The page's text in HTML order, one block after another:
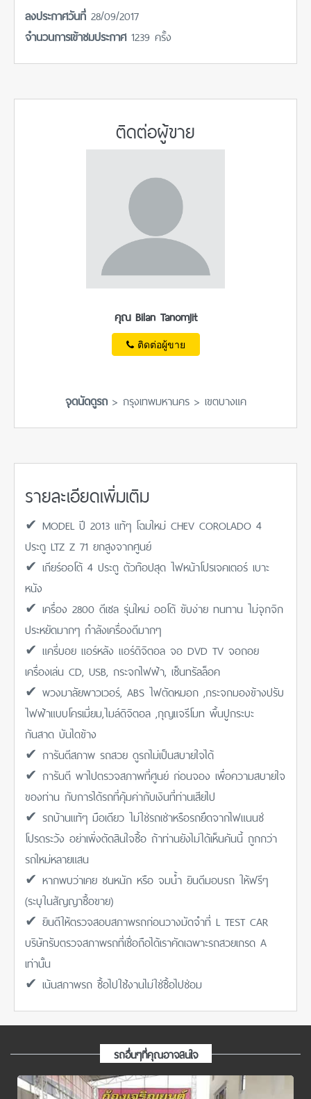
ลงประกาศวันที่ 28/09/2017
จำนวนการเข้าชมประกาศ 1239 ครั้ง
ติดต่อผู้ขาย
คุณ Bilan Tanomjit
ติดต่อผู้ขาย
จุดนัดดูรถ> กรุงเทพมหานคร > เขตบางแค
รายละเอียดเพิ่มเติม
✔ MODEL ปี 2013 แท้ๆ โฉมใหม่ CHEV COROLADO 4
ประตู LTZ Z 71 ยกสูงจากศูนย์
✔ เกียร์ออโต้ 4 ประตู ตัวท๊อปสุด ไฟหน้าโปรเจคเตอร์ เบาะ
หนัง
✔ เครื่อง 2800 ดีเซล รุ่นใหม่ ออโต้ ขับง่าย ทนทาน ไม่จุกจิก
ประหยัดมากๆ กำลังเครื่องดีมากๆ
✔ แครี่บอย แอร์หลัง แอร์ดิจิตอล จอ DVD TV จอถอย
เครื่องเล่น CD, USB, กระจกไฟฟ้า, เซ็นทรัลล็อค
✔ พวงมาลัยพาวเวอร์, ABS ไฟตัดหมอก ,กระจกมองข้างปรับ
ไฟฟ้าแบบโครเมี่ยม,ไมล์ดิจิตอล ,กุญแจรีโมท พื้นปูกระบะ
กันสาด บันไดข้าง
✔ การันตีสภาพ รถสวย ดูรถไม่เป็นสบายใจได้
✔ การันตี พาไปตรวจสภาพที่ศูนย์ ก่อนจอง เพื่อความสบายใจ
ของท่าน กับการได้รถที่คุ้มค่ากับเงินที่ท่านเสียไป
✔ รถบ้านแท้ๆ มือเดียว ไม่ใช่รถเช่าหรือรถยึดจากไฟแนนซ์
โปรดระวัง อย่าเพิ่งตัดสินใจซื้อ ถ้าท่านยังไม่ได้เห็นคันนี้ ถูกกว่า
รถใหม่หลายแสน
✔ หากพบว่าเคย ชนหนัก หรือ จมน้ำ ยินดีมอบรถ ให้ฟรีๆ
(ระบุในสัญญาซื้อขาย)
✔ ยินดีให้ตรวจสอบสภาพรถก่อนวางมัดจำที่ L TEST CAR
บริษัทรับตรวจสภาพรถที่เชื่อถือได้เราคัดเฉพาะรถสวยเกรด A
เท่านั้น
✔ เน้นสภาพรถ ซื้อไปใช้งานไม่ใช่ซื้อไปซ่อม
รถอื่นๆที่คุณอาจสนใจ